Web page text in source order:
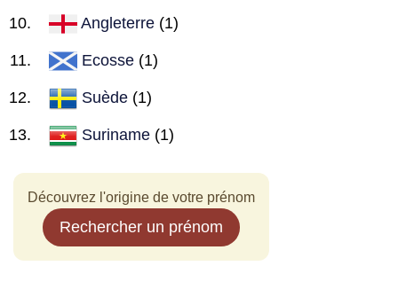
Angleterre (1)
Ecosse (1)
Suède (1)
Suriname (1)
Découvrez l'origine de votre prénom
Rechercher un prénom